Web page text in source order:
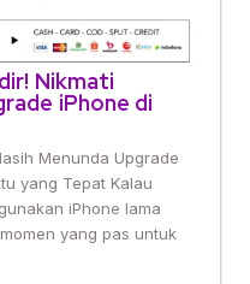
Nikmati
iPhone di
Menunda Upgrade
yang Tepat Kalau
iPhone lama
yang pas untuk